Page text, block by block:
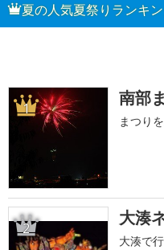
夏の人気夏祭りランキ
1 南部
まつり
2 大湊
大湊で